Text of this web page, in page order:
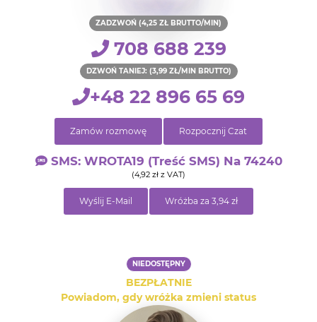
ZADZWOŃ (4,25 ZŁ BRUTTO/MIN)
708 688 239
DZWOŃ TANIEJ: (3,99 ZŁ/MIN BRUTTO)
+48 22 896 65 69
Zamów rozmowę Rozpocznij Czat
SMS: WROTA19 (treść SMS) Na 74240
(4,92 zł z VAT)
Wyślij E-Mail Wróżba za 3,94 zł
NIEDOSTĘPNY
BEZPŁATNIE
Powiadom, gdy wróżka zmieni status